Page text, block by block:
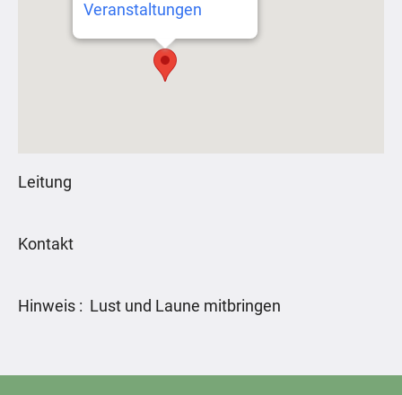
Veranstaltungen
Leitung
Kontakt
Hinweis : Lust und Laune mitbringen